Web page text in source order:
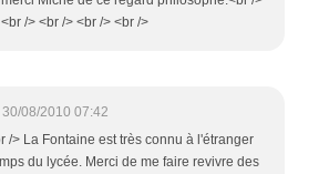
<br /> <br /> <br /> <br />
30/08/2010 07:42
/> La Fontaine est très connu à l'étranger
du lycée. Merci de me faire revivre des